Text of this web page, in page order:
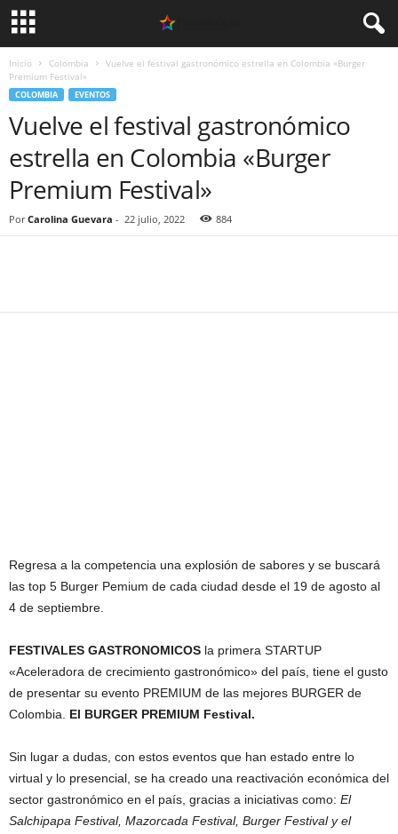
Inicio Colombia
Vuelve el festival gastronómico estrella en Colombia «Burger
Premium Festival»
COLOMBIA EVENTOS
Vuelve el festival gastronómico
estrella en Colombia «Burger
Premium Festival»
Por Carolina Guevara - 22 julio, 2022 884
Regresa a la competencia una explosión de sabores y se buscará
las top 5 Burger Pemium de cada ciudad desde el 19 de agosto al
4 de septiembre.
FESTIVALES GASTRONOMICOS la primera STARTUP
«Aceleradora de crecimiento gastronómico» del país, tiene el gusto
de presentar su evento PREMIUM de las mejores BURGER de
Colombia. El BURGER PREMIUM Festival.
Sin lugar a dudas, con estos eventos que han estado entre lo
virtual y lo presencial, se ha creado una reactivación económica del
sector gastronómico en el país, gracias a iniciativas como: El
Salchipapa Festival, Mazorcada Festival, Burger Festival y el